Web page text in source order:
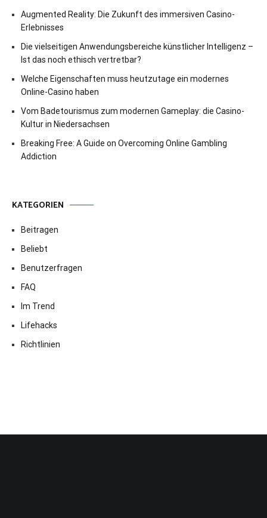
Augmented Reality: Die Zukunft des immersiven Casino-
Erlebnisses
Die vielseitigen Anwendungsbereiche künstlicher Intelligenz –
Ist das noch ethisch vertretbar?
Welche Eigenschaften muss heutzutage ein modernes
Online-Casino haben
Vom Badetourismus zum modernen Gameplay: die Casino-
Kultur in Niedersachsen
Breaking Free: A Guide on Overcoming Online Gambling
Addiction
KATEGORIEN
Beitragen
Beliebt
Benutzerfragen
FAQ
Im Trend
Lifehacks
Richtlinien